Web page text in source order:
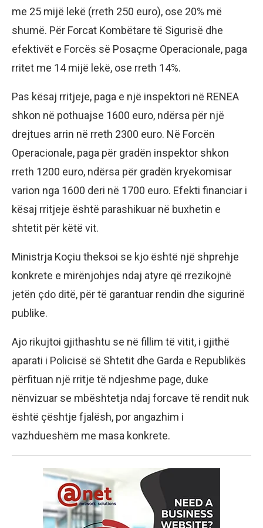
me 25 mijë lekë (rreth 250 euro), ose 20% më
shumë. Për Forcat Kombëtare të Sigurisë dhe
efektivët e Forcës së Posaçme Operacionale, paga
rritet me 14 mijë lekë, ose rreth 14%.
Pas kësaj rritjeje, paga e një inspektori në RENEA
shkon në pothuajse 1600 euro, ndërsa për një
drejtues arrin në rreth 2300 euro. Në Forcën
Operacionale, paga për gradën inspektor shkon
rreth 1200 euro, ndërsa për gradën kryekomisar
varion nga 1600 deri në 1700 euro. Efekti financiar i
kësaj rritjeje është parashikuar në buxhetin e
shtetit për këtë vit.
Ministrja Koçiu theksoi se kjo është një shprehje
konkrete e mirënjohjes ndaj atyre që rrezikojnë
jetën çdo ditë, për të garantuar rendin dhe sigurinë
publike.
Ajo rikujtoi gjithashtu se në fillim të vitit, i gjithë
aparati i Policisë së Shtetit dhe Garda e Republikës
përfituan një rritje të ndjeshme page, duke
nënvizuar se mbështetja ndaj forcave të rendit nuk
është çështje fjalësh, por angazhim i
vazhdueshëm me masa konkrete.